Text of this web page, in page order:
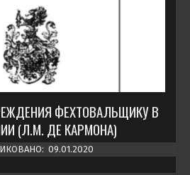
ФЕХТОВАЛЬЩИКУ В
(Л.М. ДЕ КАРМОНА)
09.01.2020